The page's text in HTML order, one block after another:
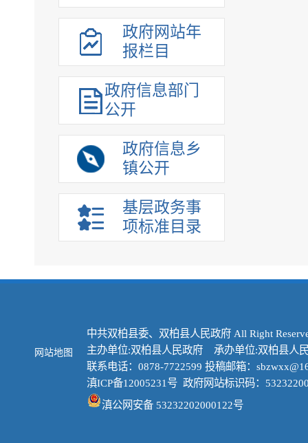
政府网站年
报栏目
政府信息部门
公开
政府信息乡
镇公开
基层政务事
项标准目录
网站地图
中共双柏县委、双柏县人民政府 All Right
主办单位:双柏县人民政府 承办单位:双柏县人
联系电话：0878-7722599 投稿邮箱：
滇ICP备12005231号 政府网站标识码：
滇公网安备 53232202000122号